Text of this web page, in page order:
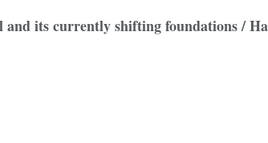
and its currently shifting foundations /